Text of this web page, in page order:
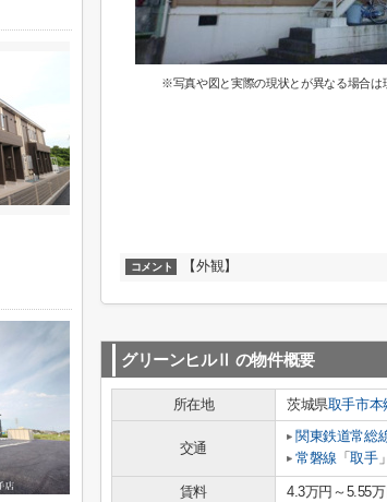
※写真や図と実際の現状とが異なる場合は
コメント 【外観】
グリーンヒルⅡ の物件概要
所在地 茨城県取手市本
交通
関東鉄道常総
常磐線 「取手
賃料 4.3万円～5.55